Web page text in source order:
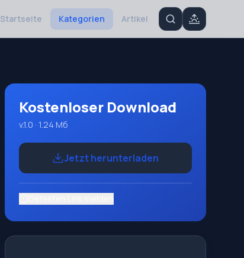
Startseite Kategorien Artikel
Kostenloser Download
v.1.0 · 1.24 Мб
Jetzt herunterladen